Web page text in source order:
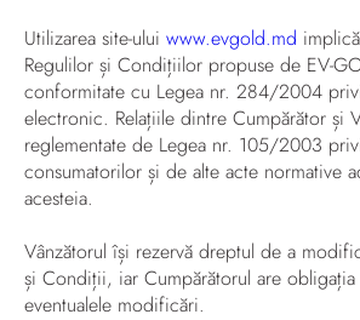
Utilizarea site-ului www.evgold.md
Regulilor și Condițiilor propuse de EV-
conformitate cu Legea nr. 284/2004
electronic. Relațiile dintre Cumpărător și
reglementate de Legea nr. 105/2003
consumatorilor și de alte acte normative
acesteia.
Vânzătorul își rezervă dreptul de a
și Condiții, iar Cumpărătorul are
eventualele modificări.